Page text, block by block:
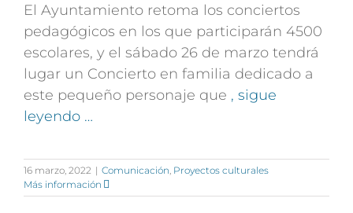
El Ayuntamiento retoma los conciertos
pedagógicos en los que participarán 4500
escolares, y el sábado 26 de marzo tendrá
lugar un Concierto en familia dedicado a
este pequeño personaje que , sigue
leyendo …
16 marzo, 2022 | Comunicación Proyectos culturales
Más información